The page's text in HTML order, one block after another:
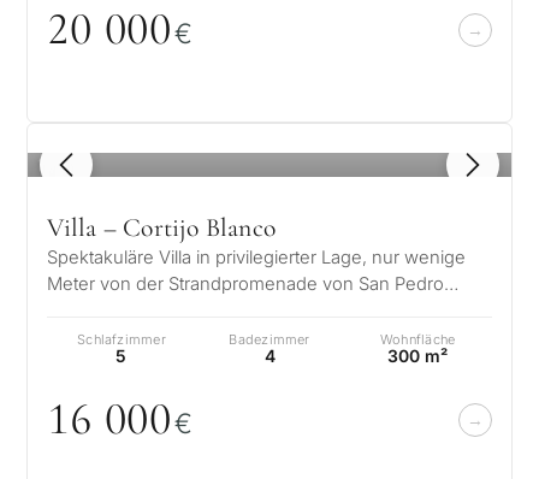
20 000€
1 / 8
Villa – Cortijo Blanco
Spektakuläre Villa in privilegierter Lage, nur wenige
Meter von der Strandpromenade von San Pedro
Schlafzimmer
5
Badezimmer
4
Wohnfläche
300 m²
16 000€